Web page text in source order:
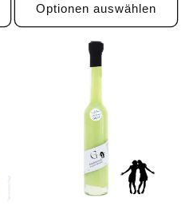
Optionen auswählen